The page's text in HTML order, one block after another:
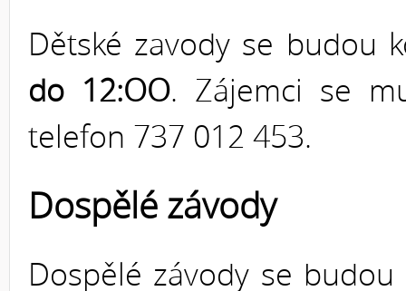
Dětské zavody se budou
do 12:OO. Zájemci se
telefon 737 012 453.
Dospělé závody
Dospělé závody se